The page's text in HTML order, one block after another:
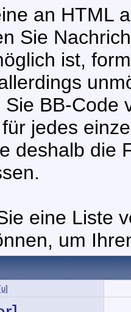
an HTML
Sie
ist,
BB-Code
jedes
deshalb die
eine Liste
um
[u]